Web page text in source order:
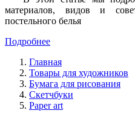
материалов, видов и
постельного белья
Подробнее
Главная
Товары для художников
Бумага для рисования
Скетчбуки
Paper art